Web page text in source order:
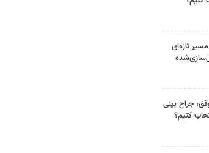
تازه‌ای
جراح بینی
کنیم؟